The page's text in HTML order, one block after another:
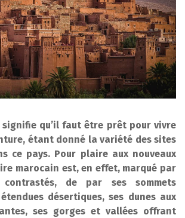
qu’il faut être prêt pour vivre
étant donné la variété des sites
ce pays. Pour plaire aux nouveaux
marocain est, en effet, marqué par
contrastés, de par ses sommets
désertiques, ses dunes aux
ses gorges et vallées offrant